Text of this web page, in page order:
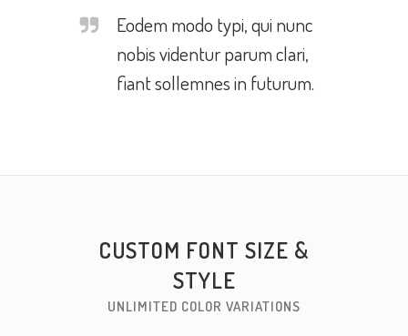
Eodem modo typi, qui nunc
nobis videntur parum clari,
fiant sollemnes in futurum.
CUSTOM FONT SIZE &
STYLE
UNLIMITED COLOR VARIATIONS